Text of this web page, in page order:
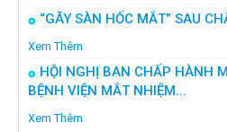
“GÃY SÀN HỐC MẮT” SAU
Xem Thêm
HỘI NGHỊ BAN CHẤP HÀNH
BỆNH VIỆN MẮT NHIỆM...
Xem Thêm